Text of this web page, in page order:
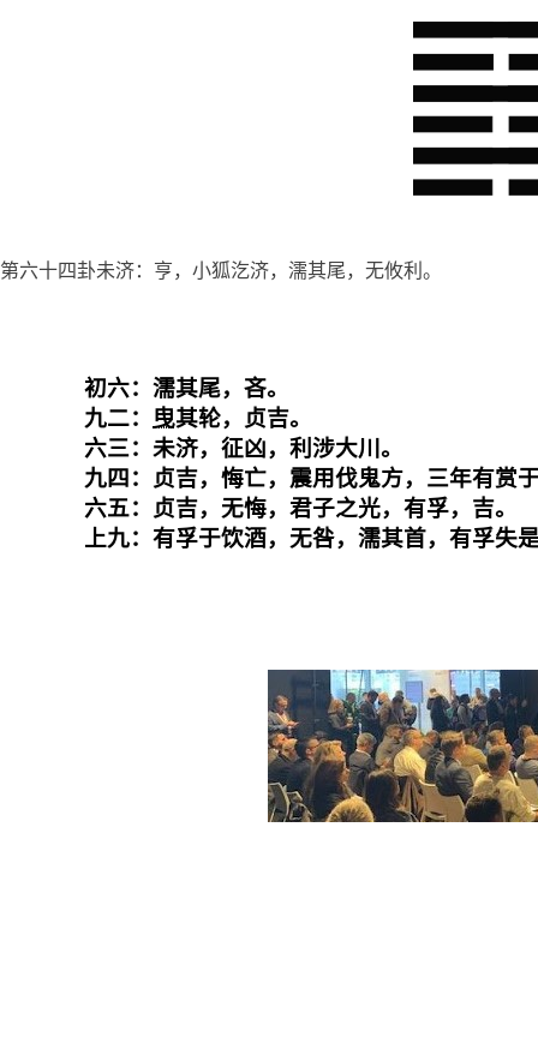
第六十四卦未济：亨，小狐汔济，濡其尾，无攸利。
初六：濡其尾，吝。
九二： 曳其轮，贞吉。
六三：未济，征凶，利涉大川。
九四：贞吉，悔亡，震用伐鬼方，三年有赏
六五：贞吉，无悔，君子之光，有孚，吉。
上九：有孚于饮酒，无咎，濡其首，有孚失